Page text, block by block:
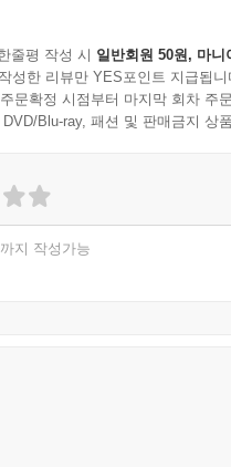
줄평 작성 시 일반회원 50원, 마니
성한 리뷰만 YES포인트 지급됩니
문확정 시점부터 마지막 회차 주
Blu-ray, 패션 및 판매금지 상
지 작성가능